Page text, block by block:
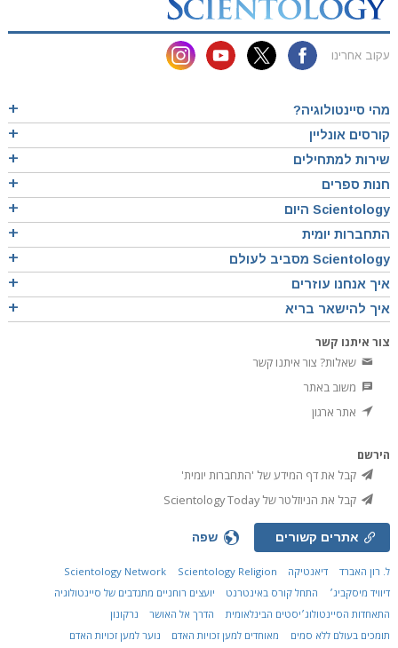
עקוב אחרינו
מהי סיינטולוגיה?
קורסים אונליין
שירות למתחילים
חנות ספרים
Scientology היום
התחברות יומית
Scientology מסביב לעולם
איך אנחנו עוזרים
איך להישאר בריא
צור איתנו קשר
שאלות? צור איתנו קשר
משוב באתר
אתר ארגון
הירשם
קבל את דף המידע של 'התחברות יומית'
קבל את הניוזלטר של Scientology Today
אתרים קשורים שפה
ל. רון האברד דיאנטיקה Scientology Network
Scientology Religion
דיוויד מיסקביג׳
התחל קורס באינטרנט
יועצים רוחניים מתנדבים של סיינטולוגיה
התאחדות הסיינטולוג׳יסטים הבינלאומית
הדרך אל האושר
נרקונון
תומכים בעולם ללא סמים
מאוחדים למען זכויות האדם נוער למען זכויות האדם